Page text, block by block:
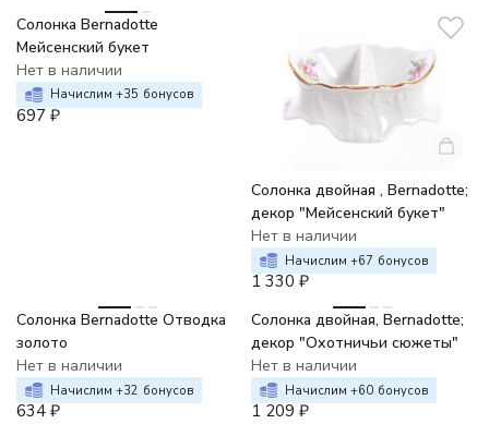
Солонка Bernadotte
Мейсенский букет
Нет в наличии
Начислим +35 бонусов
697 ₽
Солонка двойная , Bernadotte;
декор "Мейсенский букет"
Нет в наличии
Начислим +67 бонусов
1 330 ₽
Солонка Bernadotte Отводка
золото
Нет в наличии
Начислим +32 бонусов
634 ₽
Солонка двойная, Bernadotte;
декор "Охотничьи сюжеты"
Нет в наличии
Начислим +60 бонусов
1 209 ₽